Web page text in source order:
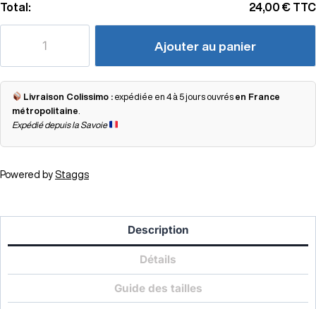
Total: 24,00 € TTC
Ajouter au panier
Livraison Colissimo : expédiée en 4 à 5 jours ouvrés en France
métropolitaine
Expédié depuis la Savoie
Powered by Staggs
Description
Détails
Guide des tailles